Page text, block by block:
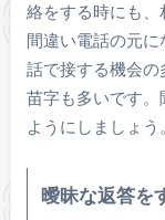
絡をする時にも、
間違い電話の元
話で接する機会
苗字も多いです。
ようにしましょう。
曖昧な返答を